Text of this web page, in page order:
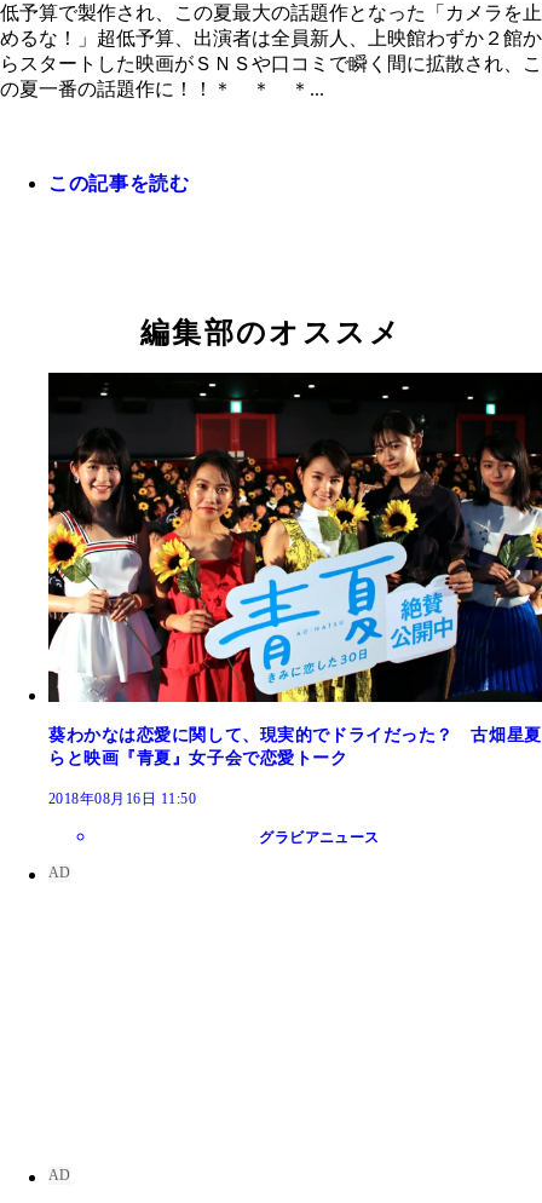
低予算で製作され、この夏最大の話題作となった「カメラを止
めるな！」超低予算、出演者は全員新人、上映館わずか２館か
らスタートした映画がＳＮＳや口コミで瞬く間に拡散され、こ
の夏一番の話題作に！！＊ ＊ ＊...
この記事を読む
編集部のオススメ
葵わかなは恋愛に関して、現実的でドライだった？ 古畑星夏
らと映画『青夏』女子会で恋愛トーク
2018年08月16日 11:50
グラビアニュース